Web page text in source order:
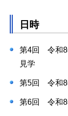
日時
第4回 令和8
見学
第5回 令和8
第6回 令和8